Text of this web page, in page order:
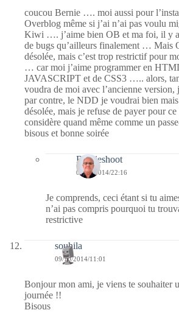
coucou Bernie …. moi aussi pour
Overblog même si j’ai n’ai pas voulu
Kiwi …. j’aime bien OB et ma foi, il y
de bugs qu’ailleurs finalement … Mais
désolée, mais c’est trop restrictif pour
… car moi j’aime programmer en
JAVASCRIPT et de CSS3 ….. alors,
voudra de moi avec l’ancienne
par contre, le NDD je voudrai bien
désolée, mais je refuse de payer pour ce
considère quand même comme un
bisous et bonne soirée
Bernieshoot
09/10/2014/22:16
Je comprends, ceci étant si tu
n’ai pas compris pourquoi tu
restrictive
souhila
09/10/2014/11:01
Bonjour mon ami, je viens te souhaiter
journée !!
Bisous